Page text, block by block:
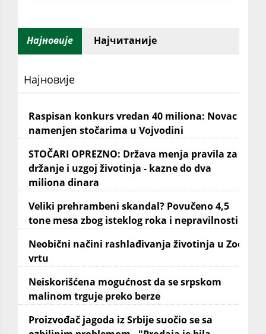
Најновије Најчитаније
Најновије
Raspisan konkurs vredan 40 miliona: Novac
namenjen stočarima u Vojvodini
STOČARI OPREZNO: Država menja pravila za
držanje i uzgoj životinja - kazne do dva
miliona dinara
Veliki prehrambeni skandal? Povučeno 4,5
tone mesa zbog isteklog roka i nepravilnosti
Neobični načini rashlađivanja životinja u Zoo
vrtu
Neiskorišćena mogućnost da se srpskom
malinom trguje preko berze
Proizvođač jagoda iz Srbije suočio se sa